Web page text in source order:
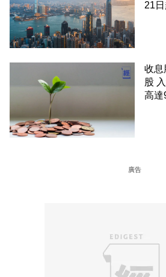
21
收息
股
高達
廣告